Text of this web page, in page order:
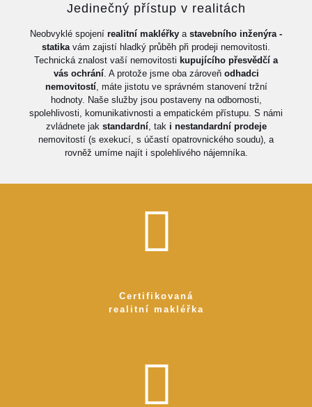
Jedinečný přístup v realitách
Neobvyklé spojení realitní makléřky a stavebního inženýra -
statika vám zajistí hladký průběh při prodeji nemovitosti.
Technická znalost vaší nemovitosti kupujícího přesvědčí a
vás ochrání. A protože jsme oba zároveň odhadci
nemovitostí, máte jistotu ve správném stanovení tržní
hodnoty. Naše služby jsou postaveny na odbornosti,
spolehlivosti, komunikativnosti a empatickém přístupu. S námi
zvládnete jak standardní, tak i nestandardní prodeje
nemovitostí (s exekucí, s účastí opatrovnického soudu), a
rovněž umíme najít i spolehlivého nájemníka.
Certifikovaná
realitní makléřka